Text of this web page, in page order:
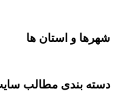
و استان ها
بندی مطالب سایت